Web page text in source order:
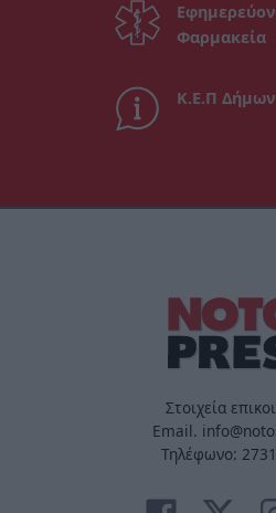
Φαρμακεία
Κ.Ε.Π Δήμων
Στοιχεία
Email.
Τηλέφωνο: